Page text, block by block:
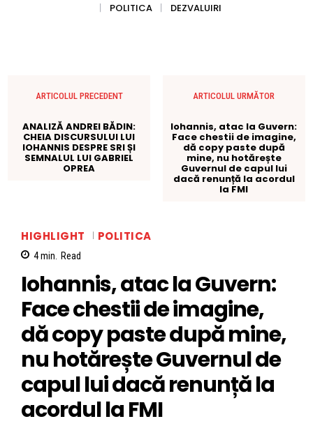
POLITICA DEZVALUIRI
ARTICOLUL PRECEDENT
ANALIZĂ ANDREI BĂDIN:
CHEIA DISCURSULUI LUI
IOHANNIS DESPRE SRI ȘI
SEMNALUL LUI GABRIEL
OPREA
ARTICOLUL URMĂTOR
Iohannis, atac la Guvern:
Face chestii de imagine,
dă copy paste după
mine, nu hotărește
Guvernul de capul lui
dacă renunță la acordul
la FMI